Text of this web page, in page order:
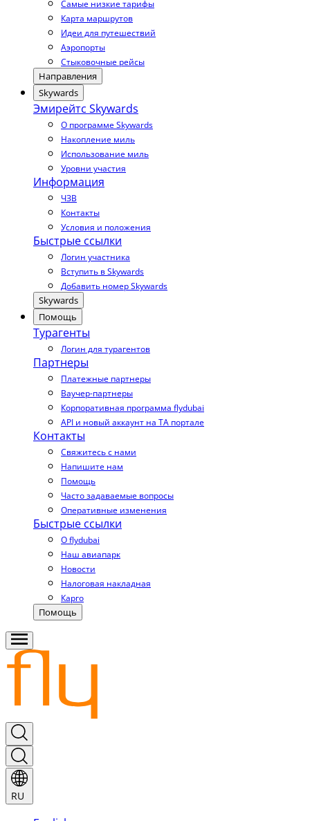
Самые низкие тарифы
Карта маршрутов
Идеи для путешествий
Аэропорты
Стыковочные рейсы
Направления
Skywards
Эмирейтс Skywards
О программе Skywards
Накопление миль
Использование миль
Уровни участия
Информация
ЧЗВ
Контакты
Условия и положения
Быстрые ссылки
Логин участника
Вступить в Skywards
Добавить номер Skywards
Skywards
Помощь
Турагенты
Логин для турагентов
Партнеры
Платежные партнеры
Ваучер-партнеры
Корпоративная программа flydubai
API и новый аккаунт на TA портале
Контакты
Свяжитесь с нами
Напишите нам
Помощь
Часто задаваемые вопросы
Оперативные изменения
Быстрые ссылки
О flydubai
Наш авиапарк
Новости
Налоговая накладная
Карго
Помощь
RU